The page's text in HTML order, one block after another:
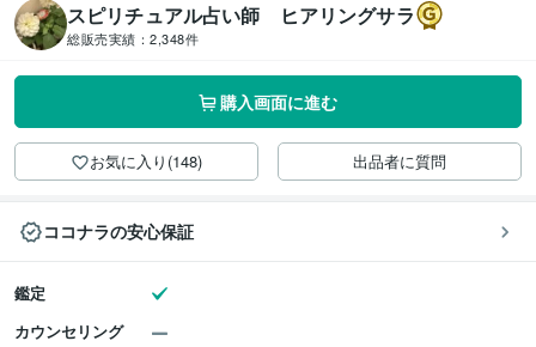
スピリチュアル占い師 ヒアリングサラ
総販売実績： 2,348件
購入画面に進む
お気に入り(148) 出品者に質問
ココナラの安心保証
鑑定
カウンセリング